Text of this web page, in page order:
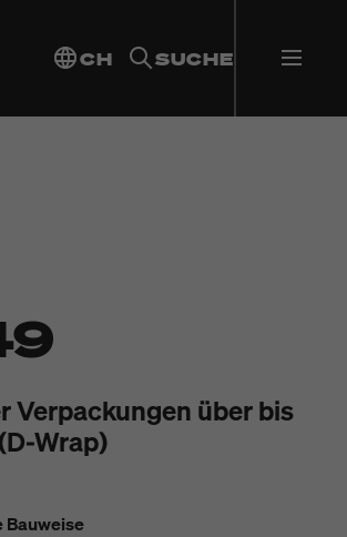
CH SUCHE
Verpackungen über bis
Wrap)